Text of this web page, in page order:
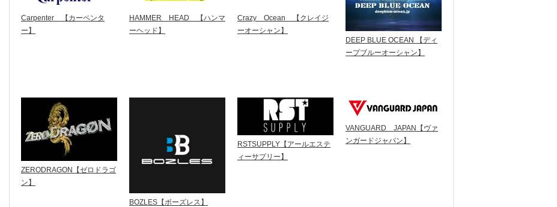
Carpenter 【カーペンタ
ー】
HAMMER HEAD 【ハンマ
ーヘッド】
Crazy Ocean 【クレイジ
ーオーシャン】
DEEP BLUE OCEAN 【ディ
ープブルーオーシャン】
ZERODRAGON【ゼロドラゴ
ン】
BOZLES【ボーズレス】
RSTSUPPLY【アールエステ
ィーサプリー】
VANGUARD JAPAN【ヴァ
ンガードジャパン】